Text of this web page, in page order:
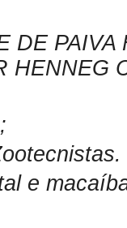
DE PAIVA
HENNEG
e